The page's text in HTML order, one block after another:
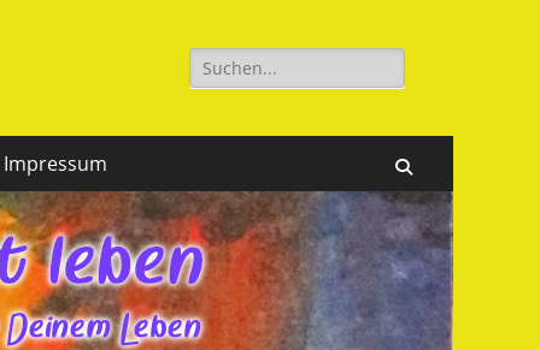
Suchen
nach:
Impressum